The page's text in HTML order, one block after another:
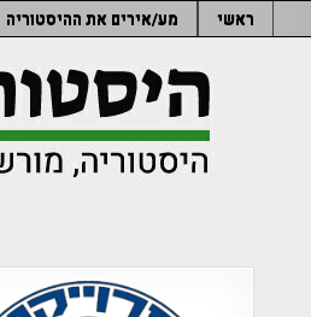
to
ראשי מע/אירים את ההיסטוריה